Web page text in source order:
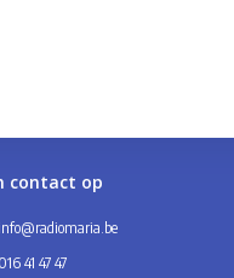
contact op
016 41 47 47